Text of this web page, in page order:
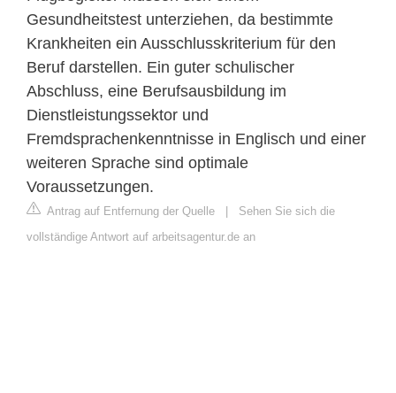
Gesundheitstest unterziehen, da bestimmte
Krankheiten ein Ausschlusskriterium für den
Beruf darstellen. Ein guter schulischer
Abschluss, eine Berufsausbildung im
Dienstleistungssektor und
Fremdsprachenkenntnisse in Englisch und einer
weiteren Sprache sind optimale
Voraussetzungen.
Antrag auf Entfernung der Quelle | Sehen Sie sich die
vollständige Antwort auf arbeitsagentur.de an